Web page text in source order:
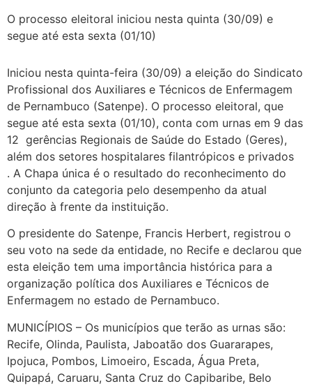
O processo eleitoral iniciou nesta quinta (30/09) e
segue até esta sexta (01/10)
Iniciou nesta quinta-feira (30/09) a eleição do Sindicato
Profissional dos Auxiliares e Técnicos de Enfermagem
de Pernambuco (Satenpe). O processo eleitoral, que
segue até esta sexta (01/10), conta com urnas em 9 das
12 gerências Regionais de Saúde do Estado (Geres),
além dos setores hospitalares filantrópicos e privados
. A Chapa única é o resultado do reconhecimento do
conjunto da categoria pelo desempenho da atual
direção à frente da instituição.
O presidente do Satenpe, Francis Herbert, registrou o
seu voto na sede da entidade, no Recife e declarou que
esta eleição tem uma importância histórica para a
organização política dos Auxiliares e Técnicos de
Enfermagem no estado de Pernambuco.
MUNICÍPIOS – Os municípios que terão as urnas são:
Recife, Olinda, Paulista, Jaboatão dos Guararapes,
Ipojuca, Pombos, Limoeiro, Escada, Água Preta,
Quipapá, Caruaru, Santa Cruz do Capibaribe, Belo